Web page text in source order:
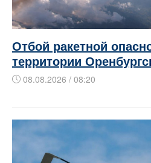
Отбой ракетной
территории
08.08.2026 / 08:20